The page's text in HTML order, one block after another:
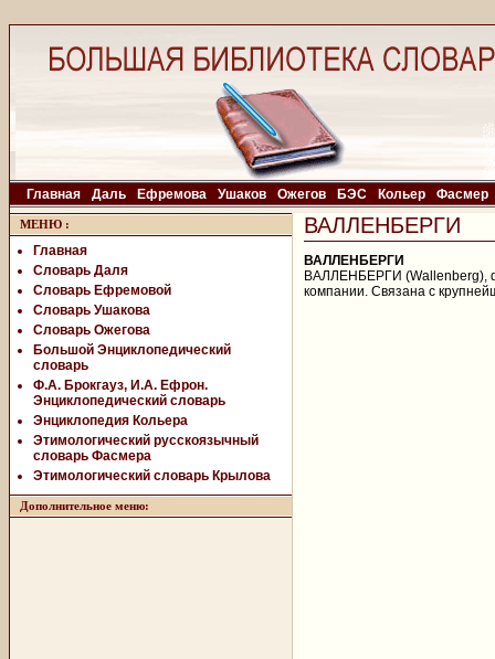
Главная Даль Ефремова Ушаков Ожегов БЭС Кольер Фасмер
МЕНЮ :
Главная
Словарь Даля
Словарь Ефремовой
Словарь Ушакова
Словарь Ожегова
Большой Энциклопедический
словарь
Ф.А. Брокгауз, И.А. Ефрон.
Энциклопедический словарь
Энциклопедия Кольера
Этимологический русскоязычный
словарь Фасмера
Этимологический словарь Крылова
Дополнительное меню:
ВАЛЛЕНБЕРГИ
ВАЛЛЕНБЕРГИ
ВАЛЛЕНБЕРГИ (Wallenberg),
компании. Связана с